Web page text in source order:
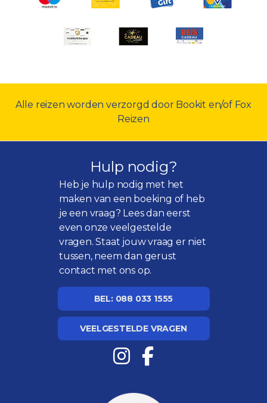
Alle reizen worden verzorgd door Bookit en/of Fox
Reizen
Hulp nodig?
Heb je hulp nodig met het
maken van een boeking of heb
je een vraag? Lees dan eerst
even onzeveelgestelde
vragen. Staat jouw vraag er niet
tussen, neem dan gerust
contact met ons op.
BEL: 088 033 1555
VEELGESTELDE VRAGEN